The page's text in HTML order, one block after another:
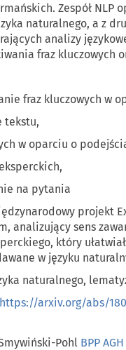
Zespół
naturalnego, a z
analizy
fraz kluczowych
fraz kluczowych w
tekstu,
w oparciu o
na pytania
projekt
analizujący sens
który
w języku
naturalnego,
https://arxiv.org/abs/
Pohl BPP AGH